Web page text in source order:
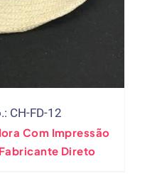
CH-FD-12
Com Impressão
Direto